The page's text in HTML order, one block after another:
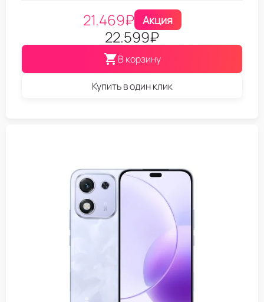
21.469₽ Акция
22.599₽
В корзину
Купить в один клик